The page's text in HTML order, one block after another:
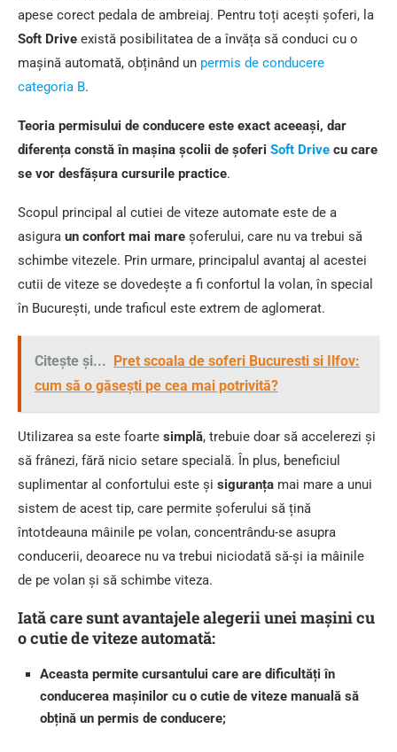
apese corect pedala de ambreiaj. Pentru toți acești șoferi, la
Soft Drive există posibilitatea de a învăța să conduci cu o
mașină automată, obținând un permis de conducere
categoria B.
Teoria permisului de conducere este exact aceeași, dar
diferența constă în mașina școlii de șoferi Soft Drive cu care
se vor desfășura cursurile practice.
Scopul principal al cutiei de viteze automate este de a
asigura un confort mai mare șoferului, care nu va trebui să
schimbe vitezele. Prin urmare, principalul avantaj al acestei
cutii de viteze se dovedește a fi confortul la volan, în special
în București, unde traficul este extrem de aglomerat.
Citește și... Pret scoala de soferi Bucuresti si Ilfov:
cum să o găsești pe cea mai potrivită?
Utilizarea sa este foarte simplă, trebuie doar să accelerezi și
să frânezi, fără nicio setare specială. În plus, beneficiul
suplimentar al confortului este și siguranța mai mare a unui
sistem de acest tip, care permite șoferului să țină
întotdeauna mâinile pe volan, concentrându-se asupra
conducerii, deoarece nu va trebui niciodată să-și ia mâinile
de pe volan și să schimbe viteza.
Iată care sunt avantajele alegerii unei mașini cu
o cutie de viteze automată:
Aceasta permite cursantului care are dificultăți în
conducerea mașinilor cu o cutie de viteze manuală să
obțină un permis de conducere;